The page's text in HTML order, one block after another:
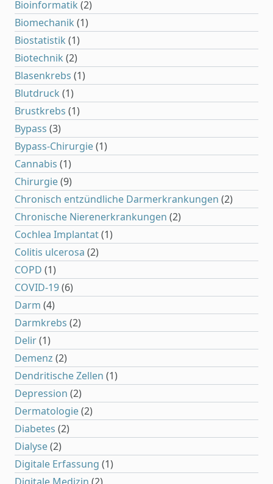
Bioinformatik (2)
Biomechanik (1)
Biostatistik (1)
Biotechnik (2)
Blasenkrebs (1)
Blutdruck (1)
Brustkrebs (1)
Bypass (3)
Bypass-Chirurgie(1)
Cannabis (1)
Chirurgie(9)
Chronisch entzündliche Darmerkrankungen (2)
Chronische Nierenerkrankungen (2)
Cochlea Implantat(1)
Colitis ulcerosa (2)
COPD (1)
COVID-19(6)
Darm (4)
Darmkrebs (2)
Delir(1)
Demenz (2)
Dendritische Zellen (1)
Depression (2)
Dermatologie(2)
Diabetes (2)
Dialyse(2)
Digitale Erfassung (1)